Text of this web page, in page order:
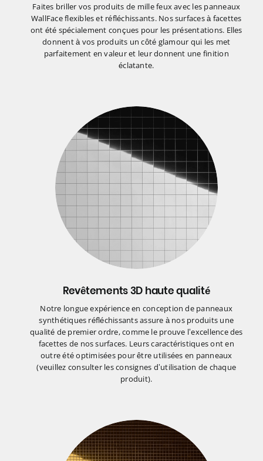
Faites briller vos produits de mille feux avec les panneaux
WallFace flexibles et réfléchissants. Nos surfaces à facettes
ont été spécialement conçues pour les présentations. Elles
donnent à vos produits un côté glamour qui les met
parfaitement en valeur et leur donnent une finition
éclatante.
Revêtements 3D haute qualité
Notre longue expérience en conception de panneaux
synthétiques réfléchissants assure à nos produits une
qualité de premier ordre, comme le prouve l’excellence des
facettes de nos surfaces. Leurs caractéristiques ont en
outre été optimisées pour être utilisées en panneaux
(veuillez consulter les consignes d’utilisation de chaque
produit).